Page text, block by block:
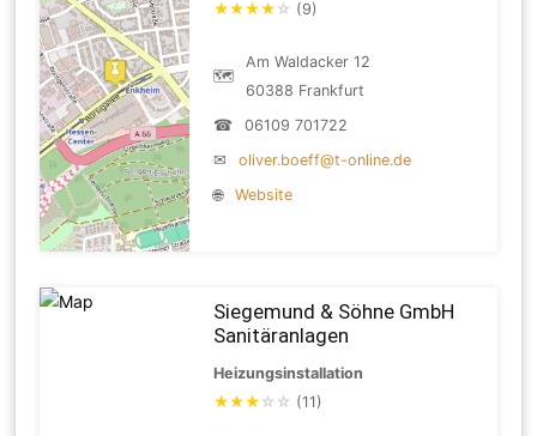
★★★★ ☆ (9)
🗺
Am Waldacker 12
60388 Frankfurt
☎
06109 701722
✉
oliver.boeff@t-online.de
🌐
Website
Siegemund & Söhne GmbH
Sanitäranlagen
Heizungsinstallation
★★★ ☆ ☆ (11)